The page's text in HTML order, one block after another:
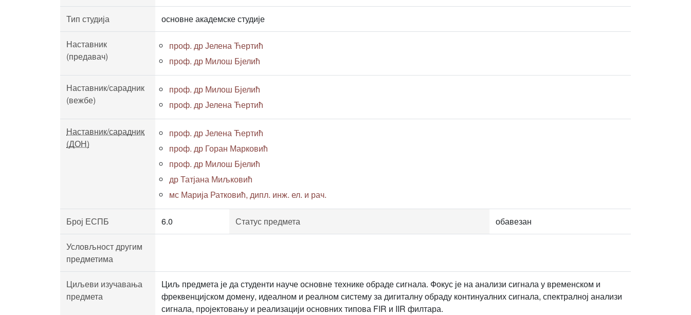
Тип студија основне академске студије
Наставник
(предавач)
проф. др Јелена Ћертић
проф. др Милош Бјелић
Наставник/сарадник
(вежбе)
проф. др Милош Бјелић
проф. др Јелена Ћертић
Наставник/сарадник
(ДОН)
проф. др Јелена Ћертић
проф. др Горан Марковић
проф. др Милош Бјелић
др Татјана Миљковић
мс Марија Ратковић, дипл. инж. ел. и рач.
Број ЕСПБ 6.0 Статус предмета обавезан
Условљност другим
предметима
Циљеви изучавања
предмета
Циљ предмета је да студенти науче основне технике обраде сигнала. Фокус је на анализи сигнала у временском и
фреквенцијском домену, идеалном и реалном систему за дигиталну обраду континуалних сигнала, спектралној анализи
сигнала, пројектовању и реализацији основних типова FIR и IIR филтара.